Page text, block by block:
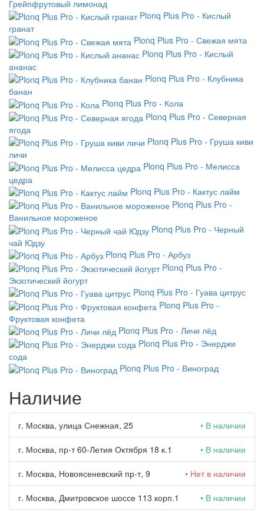
Грейпфрутовый лимонад
Plonq Plus Pro - Кислый
гранат
Plonq Plus Pro - Свежая мята
Plonq Plus Pro - Кислый
ананас
Plonq Plus Pro - Клубника
банан
Plonq Plus Pro - Кола
Plonq Plus Pro - Северная
ягода
Plonq Plus Pro - Груша киви
личи
Plonq Plus Pro - Мелисса
цедра
Plonq Plus Pro - Кактус лайм
Plonq Plus Pro -
Ванильное мороженое
Plonq Plus Pro - Черный
чай Юдзу
Plonq Plus Pro - Арбуз
Plonq Plus Pro -
Экзотический йогурт
Plonq Plus Pro - Гуава цитрус
Plonq Plus Pro -
Фруктовая конфета
Plonq Plus Pro - Личи лёд
Plonq Plus Pro - Энерджи
сода
Plonq Plus Pro - Виноград
Наличие
г. Москва, улица Снежная, 25 • В наличии
г. Москва, пр-т 60-Летия Октября 18 к.1 • В наличии
г. Москва, Новоясеневский пр-т, 9 • Нет в наличии
г. Москва, Дмитровское шоссе 113 корп.1 • В наличии